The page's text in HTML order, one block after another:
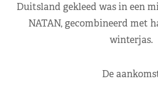
Duitsland gekleed was in een
NATAN, gecombineerd met
winterjas.
De